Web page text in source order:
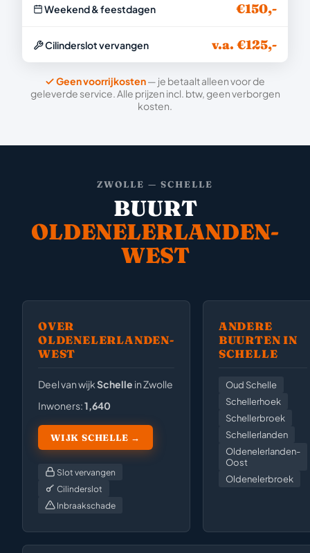
Weekend & feestdagen €150,-
Cilinderslot vervangen v.a. €125,-
Geen voorrijkosten— je betaalt alleen voor de
geleverde service. Alle prijzen incl. btw, geen verborgen
kosten.
ZWOLLE — SCHELLE
BUURT
OLDENELERLANDEN-
WEST
OVER
OLDENELERLANDEN-
WEST
Deel van wijkSchelle in Zwolle
Inwoners:1,640
WIJK SCHELLE →
Slot vervangen
Cilinderslot
Inbraakschade
ANDERE
BUURTEN IN
SCHELLE
Oud Schelle
Schellerhoek
Schellerbroek
Schellerlanden
Oldenelerlanden-
Oost
Oldenelerbroek